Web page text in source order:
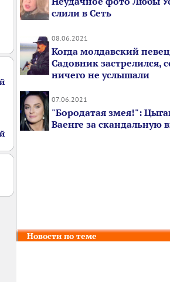
слили в Сеть
08.06.2021
Когда молдавский
Садовник застрелился,
ничего не услышали
07.06.2021
"Бородатая змея!":
Ваенге за скандальную
Новости по теме